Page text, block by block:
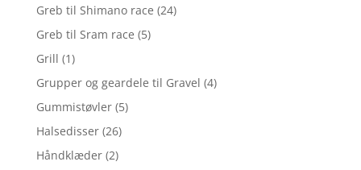
Greb til Shimano race (24)
Greb til Sram race (5)
Grill (1)
Grupper og geardele til Gravel (4)
Gummistøvler (5)
Halsedisser (26)
Håndklæder (2)